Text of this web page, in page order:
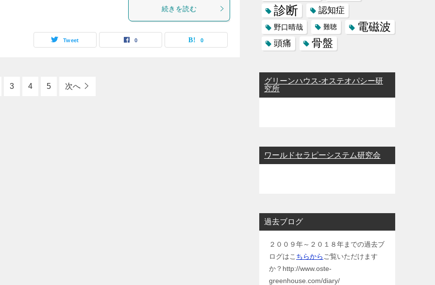
続きを読む
Tweet 0 0
3 4 5 次へ
診断 認知症
野口晴哉 難聴 電磁波
頭痛 骨盤
グリーンハウス-オステオパシー研
究所
ワールドセラピーシステム研究会
過去ブログ
２００９年～２０１８年までの過去ブ
ログはこ ちらから ご覧いただけます
か？http://www.oste-
greenhouse.com/diary/